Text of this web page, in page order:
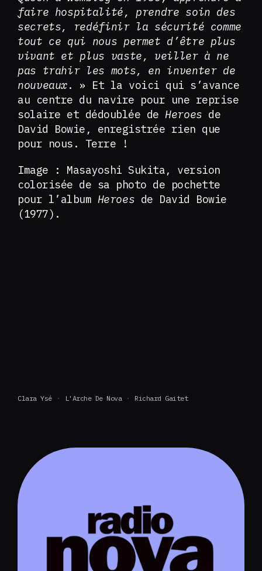
faire hospitalité, prendre soin des
secrets, redéfinir la sécurité comme
tout ce qui nous permet d’être plus
vivant et plus vaste, veiller à ne
pas trahir les mots, en inventer de
nouveaux. » Et la voici qui s’avance
au centre du navire pour une reprise
solaire et dédoublée de Heroes de
David Bowie, enregistrée rien que
pour nous. Terre !
Image : Masayoshi Sukita, version
colorisée de sa photo de pochette
pour l’album Heroes de David Bowie
(1977).
Clara Ysé L'Arche De Nova Richard Gaitet